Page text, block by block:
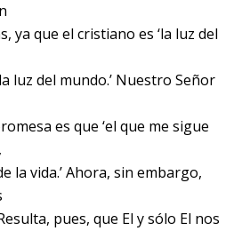
ya que el cristiano es ‘la luz del
luz del mundo.’ Nuestro Señor
es que ‘el que me sigue
la vida.’ Ahora, sin embargo,
pues, que El y sólo El nos